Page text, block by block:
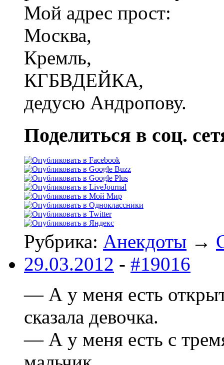
Мой адpес пpост:
Москва,
Кpемль,
КГБВДЕЙКА,
дедусю Андpопову.
Поделиться в соц.
Рубрика: Анекдоты →
29.03.2012 - #19016
— А у меня есть
сказала девочка.
— А у меня есть с